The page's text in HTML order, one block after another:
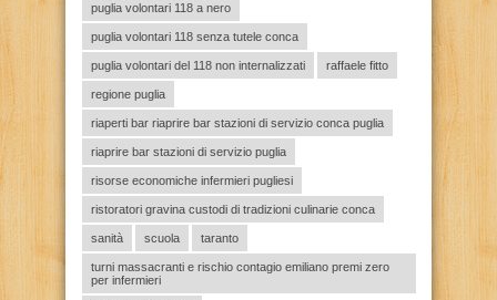
puglia volontari 118 a nero
puglia volontari 118 senza tutele conca
puglia volontari del 118 non internalizzati raffaele fitto
regione puglia
riaperti bar riaprire bar stazioni di servizio conca puglia
riaprire bar stazioni di servizio puglia
risorse economiche infermieri pugliesi
ristoratori gravina custodi di tradizioni culinarie conca
sanità scuola taranto
turni massacranti e rischio contagio emiliano premi zero
per infermieri